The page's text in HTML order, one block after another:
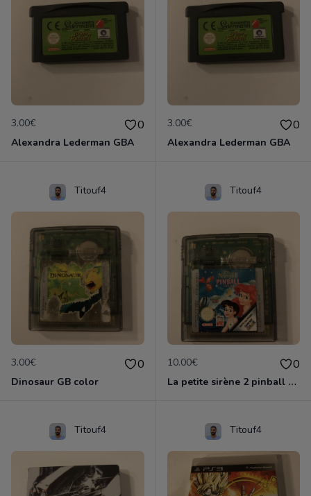
3.00€ 0
Alexandra Lederman GBA
3.00€ 0
Alexandra Lederman GBA
Titouf4
3.00€ 0
Dinosaur GB color
Titouf4
10.00€ 0
La petite sirène 2 pinball GB color
Titouf4 Titouf4